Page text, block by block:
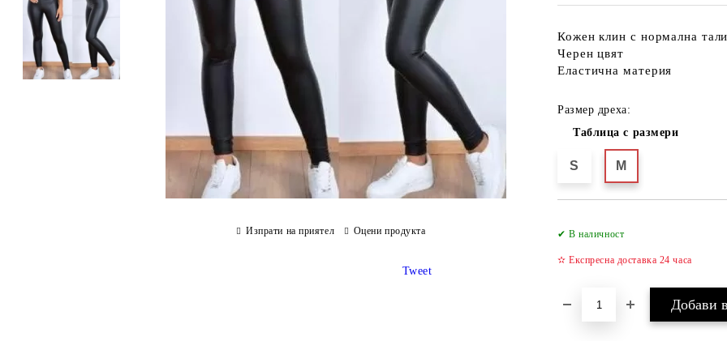
Кожен клин с нормална
Черен цвят
Еластична материя
Размер дреха:
Таблица с размери
S M
✔ В наличност
✫ Експресна доставка 24 часа
Изпрати на приятел Оцени продукта
Tweet